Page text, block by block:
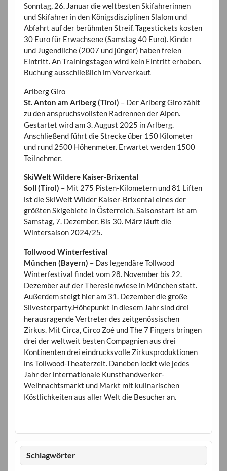
Sonntag, 26. Januar die weltbesten Skifahrerinnen
und Skifahrer in den Königsdisziplinen Slalom und
Abfahrt auf der berühmten Streif. Tagestickets kosten
30 Euro für Erwachsene (Samstag 40 Euro). Kinder
und Jugendliche (2007 und jünger) haben freien
Eintritt. An Trainingstagen wird kein Eintritt erhoben.
Buchung ausschließlich im Vorverkauf.
Arlberg Giro
St. Anton am Arlberg (Tirol) – Der Arlberg Giro zählt
zu den anspruchsvollsten Radrennen der Alpen.
Gestartet wird am 3. August 2025 in Arlberg.
Anschließend führt die Strecke über 150 Kilometer
und rund 2500 Höhenmeter. Erwartet werden 1500
Teilnehmer.
SkiWelt Wildere Kaiser-Brixental
Soll (Tirol) – Mit 275 Pisten-Kilometern und 81 Liften
ist die SkiWelt Wilder Kaiser-Brixental eines der
größten Skigebiete in Österreich. Saisonstart ist am
Samstag, 7. Dezember. Bis 30. März läuft die
Wintersaison 2024/25.
Tollwood Winterfestival
München (Bayern) – Das legendäre Tollwood
Winterfestival findet vom 28. November bis 22.
Dezember auf der Theresienwiese in München statt.
Außerdem steigt hier am 31. Dezember die große
Silvesterparty.Höhepunkt in diesem Jahr sind drei
herausragende Vertreter des zeitgenössischen
Zirkus. Mit Circa, Circo Zoé und The 7 Fingers bringen
drei der weltweit besten Compagnien aus drei
Kontinenten drei eindrucksvolle Zirkusproduktionen
ins Tollwood-Theaterzelt. Daneben lockt wie jedes
Jahr der internationale Kunsthandwerker-
Weihnachtsmarkt und Markt mit kulinarischen
Köstlichkeiten aus aller Welt die Besucher an.
Schlagwörter